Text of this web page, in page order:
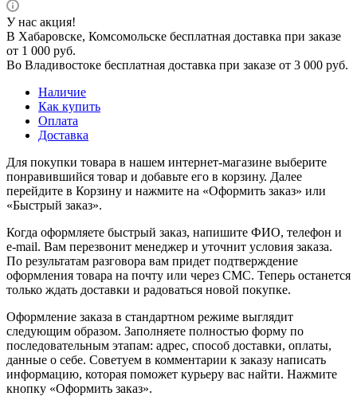
У нас акция!
В Хабаровске, Комсомольске бесплатная доставка при заказе
от 1 000 руб.
Во Владивостоке бесплатная доставка при заказе от 3 000 руб.
Наличие
Как купить
Оплата
Доставка
Для покупки товара в нашем интернет-магазине выберите
понравившийся товар и добавьте его в корзину. Далее
перейдите в Корзину и нажмите на «Оформить заказ» или
«Быстрый заказ».
Когда оформляете быстрый заказ, напишите ФИО, телефон и
e-mail. Вам перезвонит менеджер и уточнит условия заказа.
По результатам разговора вам придет подтверждение
оформления товара на почту или через СМС. Теперь останется
только ждать доставки и радоваться новой покупке.
Оформление заказа в стандартном режиме выглядит
следующим образом. Заполняете полностью форму по
последовательным этапам: адрес, способ доставки, оплаты,
данные о себе. Советуем в комментарии к заказу написать
информацию, которая поможет курьеру вас найти. Нажмите
кнопку «Оформить заказ».